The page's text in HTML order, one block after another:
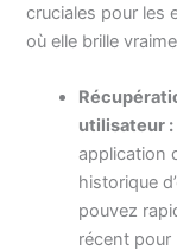
cruciales pour les
où elle brille
utilisateur :
application
historique
pouvez
récent pour